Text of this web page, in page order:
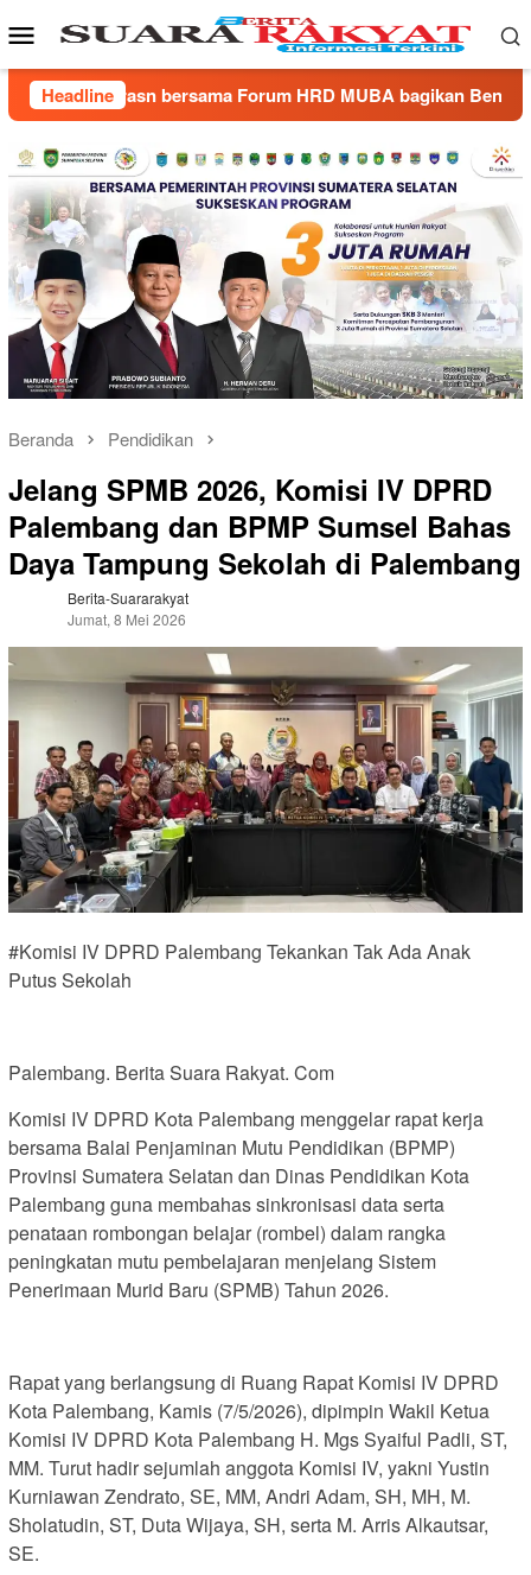
ke
Menu
Mobile
Headline
bagikan Bendera Merah Putih Untuk Warga Muba
Beranda Pendidikan
Jelang SPMB 2026, Komisi IV DPRD
Palembang dan BPMP Sumsel Bahas
Daya Tampung Sekolah di Palembang
Berita-Suararakyat
Jumat, 8 Mei 2026
#Komisi IV DPRD Palembang Tekankan Tak Ada Anak
Putus Sekolah
Palembang. Berita Suara Rakyat. Com
Komisi IV DPRD Kota Palembang menggelar rapat kerja
bersama Balai Penjaminan Mutu Pendidikan (BPMP)
Provinsi Sumatera Selatan dan Dinas Pendidikan Kota
Palembang guna membahas sinkronisasi data serta
penataan rombongan belajar (rombel) dalam rangka
peningkatan mutu pembelajaran menjelang Sistem
Penerimaan Murid Baru (SPMB) Tahun 2026.
Rapat yang berlangsung di Ruang Rapat Komisi IV DPRD
Kota Palembang, Kamis (7/5/2026), dipimpin Wakil Ketua
Komisi IV DPRD Kota Palembang H. Mgs Syaiful Padli, ST,
MM. Turut hadir sejumlah anggota Komisi IV, yakni Yustin
Kurniawan Zendrato, SE, MM, Andri Adam, SH, MH, M.
Sholatudin, ST, Duta Wijaya, SH, serta M. Arris Alkautsar,
SE.